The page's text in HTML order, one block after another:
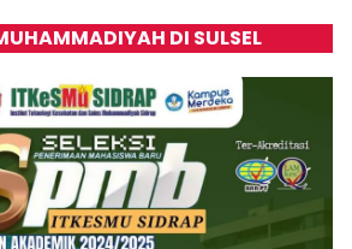
DI SULSEL